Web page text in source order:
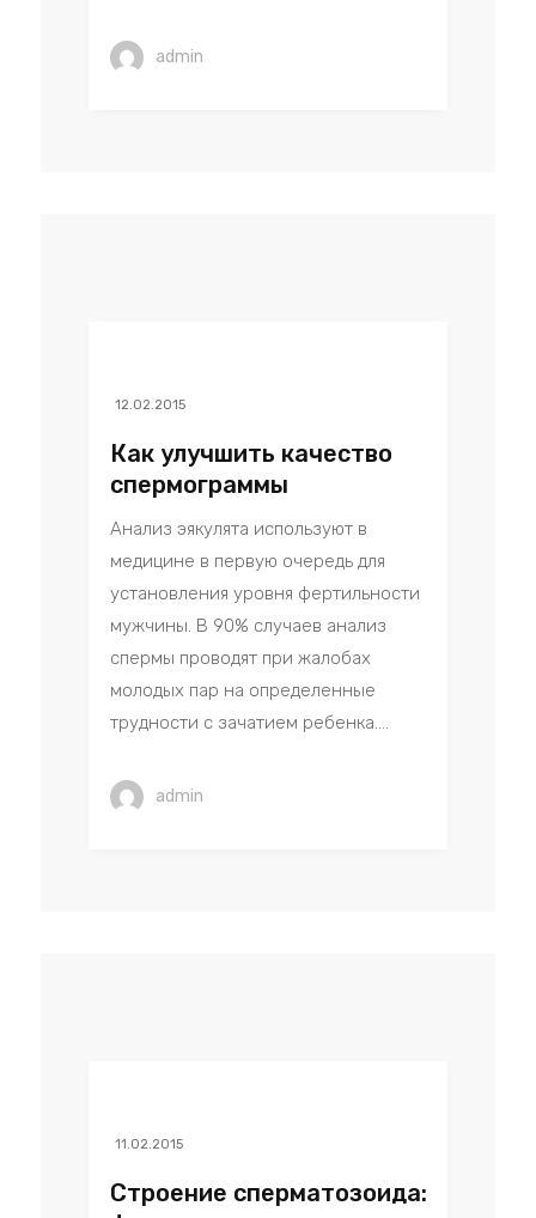
admin
12.02.2015
Как улучшить качество
спермограммы
Анализ эякулята используют в
медицине в первую очередь для
установления уровня фертильности
мужчины. В 90% случаев анализ
спермы проводят при жалобах
молодых пар на определенные
трудности с зачатием ребенка....
admin
11.02.2015
Строение сперматозоида: